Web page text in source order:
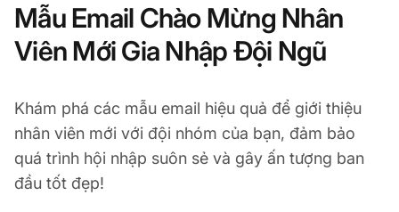
Mẫu Email Chào Mừng Nhân
Viên Mới Gia Nhập Đội Ngũ
Khám phá các mẫu email hiệu quả để giới thiệu
nhân viên mới với đội nhóm của bạn, đảm bảo
quá trình hội nhập suôn sẻ và gây ấn tượng ban
đầu tốt đẹp!